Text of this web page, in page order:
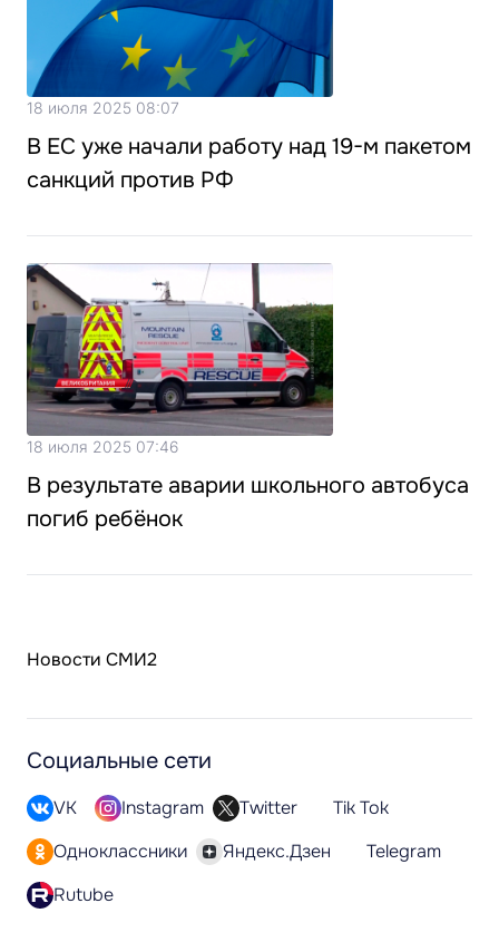
18 июля 2025 08:07
В ЕС уже начали работу над 19-м пакетом
санкций против РФ
18 июля 2025 07:46
В результате аварии школьного автобуса
погиб ребёнок
Новости СМИ2
Социальные сети
VK Instagram Twitter
Tik Tok
Одноклассники
Яндекс.Дзен
Telegram
Rutube